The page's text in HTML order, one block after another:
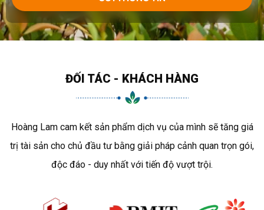
ĐỐI TÁC - KHÁCH HÀNG
Hoàng Lam cam kết sản phẩm dịch vụ của mình sẽ tăng giá
trị tài sản cho chủ đầu tư bằng giải pháp cảnh quan trọn gói,
độc đáo - duy nhất với tiến độ vượt trội.